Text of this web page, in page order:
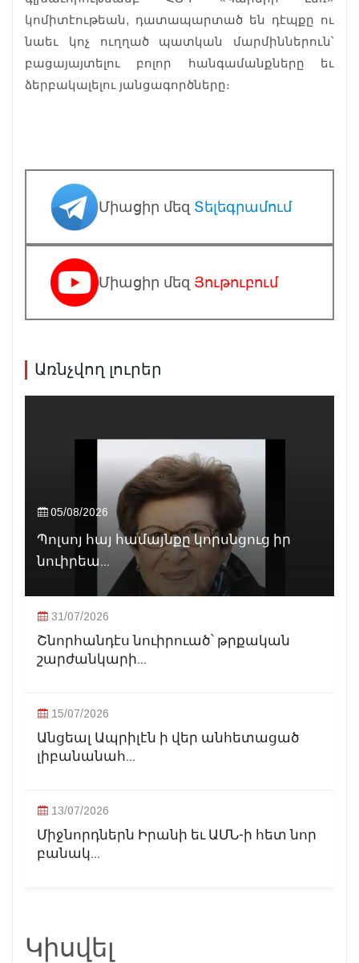
կոմիտէութեան, դատապարտած են դէպքը ու
նաեւ կոչ ուղղած պատկան մարմիններուն՝
բացայայտելու բոլոր հանգամանքները եւ
ձերբակալելու յանցագործները։
Միացիր մեզ Տելեգրամում
Միացիր մեզ Յութուբում
Առնչվող լուրեր
05/08/2026
Պոլսոյ հայ համայնքը կորսնցուց իր
նուիրեա...
31/07/2026
Շնորհանդէս նուիրուած՝ թրքական
շարժանկարի...
15/07/2026
Անցեալ Ապրիլէն ի վեր անհետացած
լիբանանահ...
13/07/2026
Միջնորդներն Իրանի եւ ԱՄՆ-ի հետ նոր
բանակ...
Կիսվել